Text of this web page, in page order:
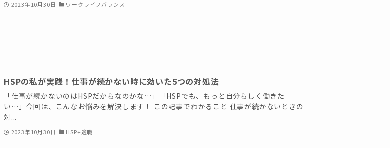
2023年10月30日 ワークライフバランス
HSPの私が実践！仕事が続かない時に効いた5つの対処法
「仕事が続かないのはHSPだからなのかな…」「HSPでも、もっと自分らしく働きた
い…」今回は、こんなお悩みを解決します！ この記事でわかること 仕事が続かないときの
対...
2023年10月30日 HSP+適職